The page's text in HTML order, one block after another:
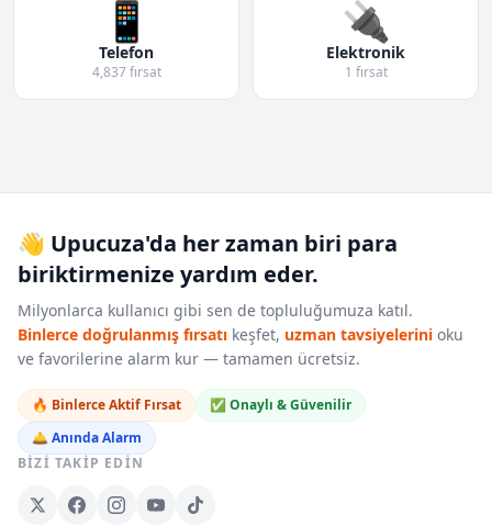
📱
Telefon
4,837 fırsat
🔌
Elektronik
1 fırsat
👋 Upucuza'da her zaman biri para
biriktirmenize yardım eder.
Milyonlarca kullanıcı gibi sen de topluluğumuza katıl.
Binlerce doğrulanmış fırsatı keşfet, uzman tavsiyelerini oku
ve favorilerine alarm kur — tamamen ücretsiz.
🔥 Binlerce Aktif Fırsat
✅ Onaylı & Güvenilir
🛎️ Anında Alarm
BIZI TAKIP EDIN